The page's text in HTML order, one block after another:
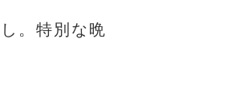
。特別な晩